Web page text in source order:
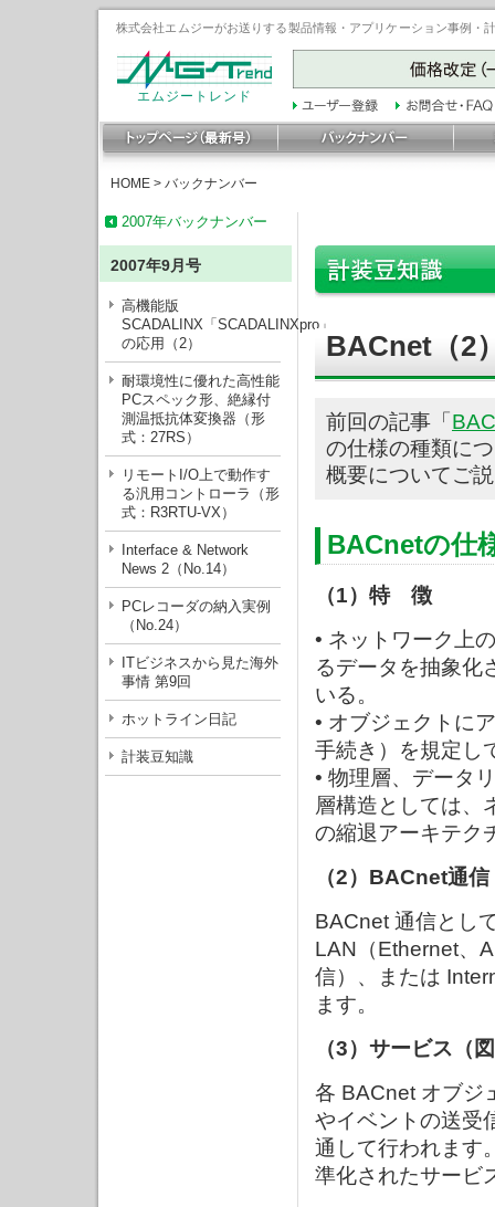
株式会社エムジーがお送りする製品情報・アプリケーション事例
エムジートレンド
HOME > バックナンバー
2007年バックナンバー
2007年9月号
高機能版
SCADALINX「SCADALINXpro」
の応用（2）
耐環境性に優れた高性能
PCスペック形、絶縁付
測温抵抗体変換器（形
式：27RS）
リモートI/O上で動作す
る汎用コントローラ（形
式：R3RTU-VX）
Interface & Network
News 2（No.14）
PCレコーダの納入実例
（No.24）
ITビジネスから見た海外
事情 第9回
ホットライン日記
計装豆知識
BACnet（2
前回の記事「
の仕様の種類に
概要についてご
BACnetの仕
（1）特 徴
• ネットワーク上
るデータを抽象化
いる。
• オブジェクトに
手続き）を規定し
• 物理層、データ
層構造としては、
の縮退アーキテク
（2）BACnet通信
BACnet 通信とし
LAN（Ethernet、
信）、または
ます。
（3）サービス（
各 BACnet オブジ
やイベントの送受
通して行われます
準化されたサービ